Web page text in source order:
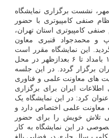
نشست برگزاری نمایشگاه
نظام صنفی کامپیوتری با حضور
کامپیوتری استان تهران،
و محمدجواد قنبری معاون
این نمایشگاه مقرر است
۱۸ تا ۲۱ تیرماه جاری از ساعت ۱۰ بامداد تا ۶ بعدازظهر در محل
برگزار گردد. در این جلسه
های معاونت علمی و فناوری
ایران برای برگزاری
کرد: در این نمایشگاه یک
عرضه دستاوردهای ۸ ساله معاونت علمی اختصاص دارد و
تلاش خویش را برای حضور
در این نمایشگاه به کار